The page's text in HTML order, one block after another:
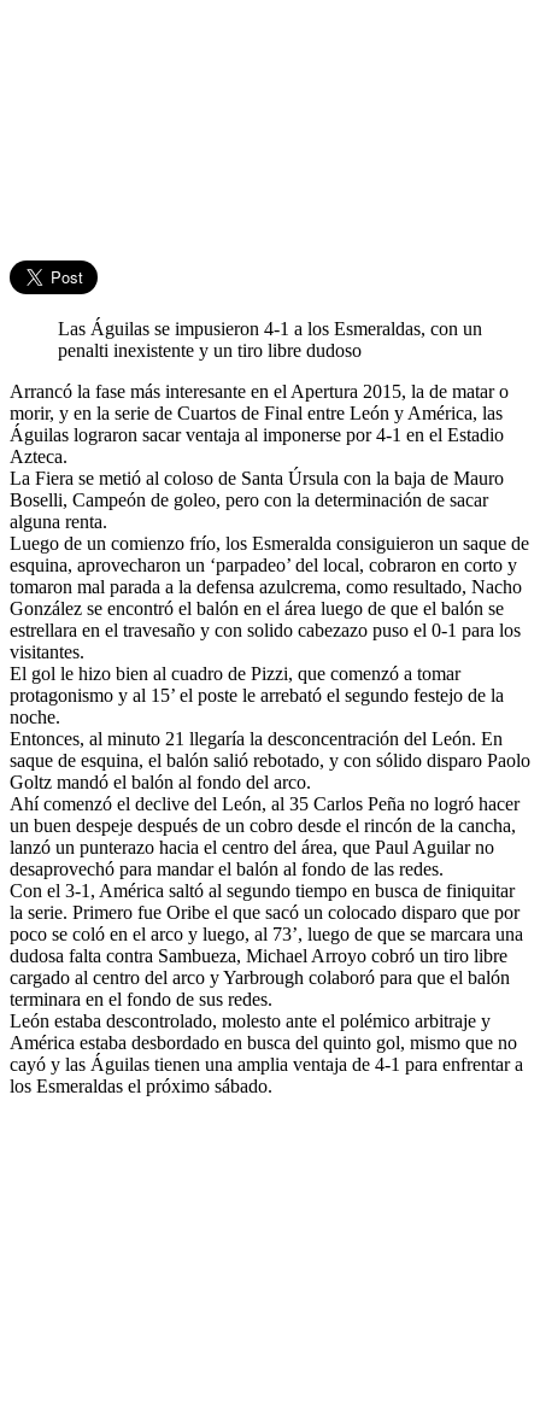
Las Águilas se impusieron 4-1 a los Esmeraldas, con un
penalti inexistente y un tiro libre dudoso
Arrancó la fase más interesante en el Apertura 2015, la de matar o
morir, y en la serie de Cuartos de Final entre León y América, las
Águilas lograron sacar ventaja al imponerse por 4-1 en el Estadio
Azteca.
La Fiera se metió al coloso de Santa Úrsula con la baja de Mauro
Boselli, Campeón de goleo, pero con la determinación de sacar
alguna renta.
Luego de un comienzo frío, los Esmeralda consiguieron un saque de
esquina, aprovecharon un ‘parpadeo’ del local, cobraron en corto y
tomaron mal parada a la defensa azulcrema, como resultado, Nacho
González se encontró el balón en el área luego de que el balón se
estrellara en el travesaño y con solido cabezazo puso el 0-1 para los
visitantes.
El gol le hizo bien al cuadro de Pizzi, que comenzó a tomar
protagonismo y al 15’ el poste le arrebató el segundo festejo de la
noche.
Entonces, al minuto 21 llegaría la desconcentración del León. En
saque de esquina, el balón salió rebotado, y con sólido disparo Paolo
Goltz mandó el balón al fondo del arco.
Ahí comenzó el declive del León, al 35 Carlos Peña no logró hacer
un buen despeje después de un cobro desde el rincón de la cancha,
lanzó un punterazo hacia el centro del área, que Paul Aguilar no
desaprovechó para mandar el balón al fondo de las redes.
Con el 3-1, América saltó al segundo tiempo en busca de finiquitar
la serie. Primero fue Oribe el que sacó un colocado disparo que por
poco se coló en el arco y luego, al 73’, luego de que se marcara una
dudosa falta contra Sambueza, Michael Arroyo cobró un tiro libre
cargado al centro del arco y Yarbrough colaboró para que el balón
terminara en el fondo de sus redes.
León estaba descontrolado, molesto ante el polémico arbitraje y
América estaba desbordado en busca del quinto gol, mismo que no
cayó y las Águilas tienen una amplia ventaja de 4-1 para enfrentar a
los Esmeraldas el próximo sábado.